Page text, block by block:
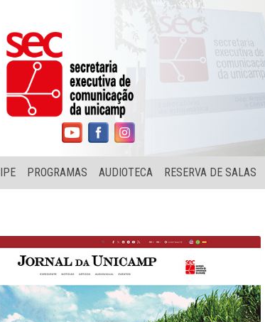
PROGRAMAS AUDIOTECA RESERVA DE SALAS